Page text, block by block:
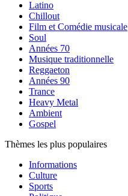
Latino
Chillout
Film et Comédie musicale
Soul
Années 70
Musique traditionnelle
Reggaeton
Années 90
Trance
Heavy Metal
Ambient
Gospel
Thèmes les plus populaires
Informations
Culture
Sports